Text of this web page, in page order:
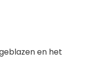
en het